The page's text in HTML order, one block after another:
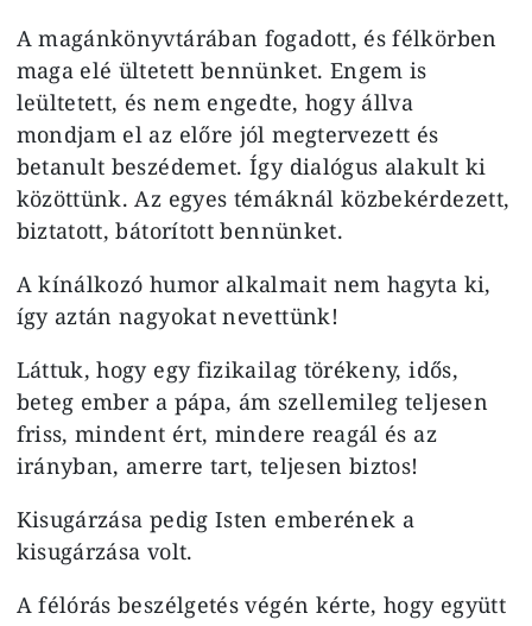
A magánkönyvtárában fogadott, és félkörben
maga elé ültetett bennünket. Engem is
leültetett, és nem engedte, hogy állva
mondjam el az előre jól megtervezett és
betanult beszédemet. Így dialógus alakult ki
közöttünk. Az egyes témáknál közbekérdezett,
biztatott, bátorított bennünket.
A kínálkozó humor alkalmait nem hagyta ki,
így aztán nagyokat nevettünk!
Láttuk, hogy egy fizikailag törékeny, idős,
beteg ember a pápa, ám szellemileg teljesen
friss, mindent ért, mindere reagál és az
irányban, amerre tart, teljesen biztos!
Kisugárzása pedig Isten emberének a
kisugárzása volt.
A félórás beszélgetés végén kérte, hogy együtt